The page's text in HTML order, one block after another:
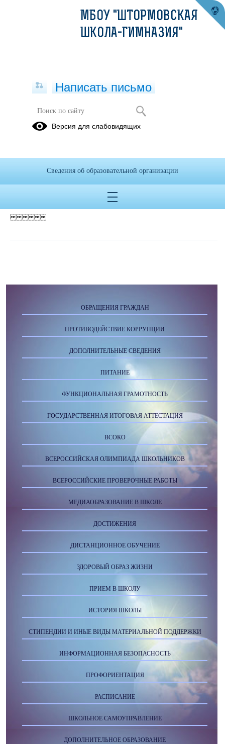
план фхд от 14.02.2023
Опубликовано на сайте
18 февраля 2023
ОБРАЩЕНИЯ ГРАЖДАН
ПРОТИВОДЕЙСТВИЕ КОРРУПЦИИ
ДОПОЛНИТЕЛЬНЫЕ СВЕДЕНИЯ
ПИТАНИЕ
ФУНКЦИОНАЛЬНАЯ ГРАМОТНОСТЬ
ГОСУДАРСТВЕННАЯ ИТОГОВАЯ АТТЕСТАЦИЯ
ВСОКО
ВСЕРОССИЙСКАЯ ОЛИМПИАДА ШКОЛЬНИКОВ
ВСЕРОССИЙСКИЕ ПРОВЕРОЧНЫЕ РАБОТЫ
МЕДИАОБРАЗОВАНИЕ В ШКОЛЕ
ДОСТИЖЕНИЯ
ДИСТАНЦИОННОЕ ОБУЧЕНИЕ
ЗДОРОВЫЙ ОБРАЗ ЖИЗНИ
ПРИЕМ В ШКОЛУ
ИСТОРИЯ ШКОЛЫ
СТИПЕНДИИ И ИНЫЕ ВИДЫ МАТЕРИАЛЬНОЙ ПОДДЕРЖКИ
ИНФОРМАЦИОННАЯ БЕЗОПАСНОСТЬ
ПРОФОРИЕНТАЦИЯ
РАСПИСАНИЕ
ШКОЛЬНОЕ САМОУПРАВЛЕНИЕ
ДОПОЛНИТЕЛЬНОЕ ОБРАЗОВАНИЕ
МБОУ "ШТОРМОВСКАЯ
ШКОЛА-ГИМНАЗИЯ"
Написать письмо
Версия для слабовидящих
Сведения об образовательной организации